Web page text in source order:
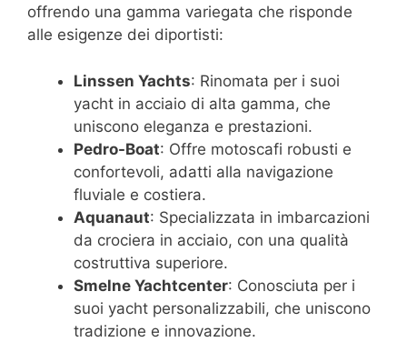
offrendo una gamma variegata che risponde
alle esigenze dei diportisti:
Linssen Yachts: Rinomata per i suoi
yacht in acciaio di alta gamma, che
uniscono eleganza e prestazioni.
Pedro-Boat: Offre motoscafi robusti e
confortevoli, adatti alla navigazione
fluviale e costiera.
Aquanaut: Specializzata in imbarcazioni
da crociera in acciaio, con una qualità
costruttiva superiore.
Smelne Yachtcenter: Conosciuta per i
suoi yacht personalizzabili, che uniscono
tradizione e innovazione.